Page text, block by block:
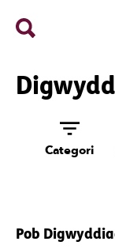
Search
Categori
Pob